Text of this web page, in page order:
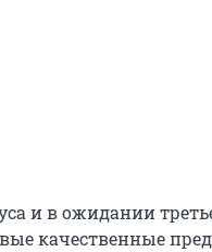
и в ожидании
качественные